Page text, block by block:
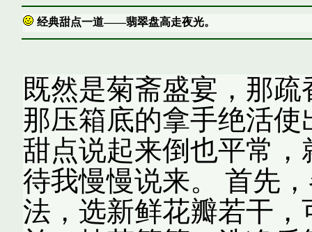
经典甜点一道——翡翠盘高走夜光。
既然是菊斋盛宴，那
那压箱底的拿手绝活
甜点说起来倒也平常
待我慢慢说来。 首先
法，选新鲜花瓣若干